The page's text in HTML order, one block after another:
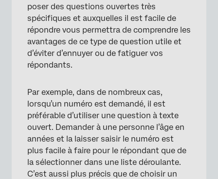
poser des questions ouvertes très
spécifiques et auxquelles il est facile de
répondre vous permettra de comprendre les
avantages de ce type de question utile et
d’éviter d’ennuyer ou de fatiguer vos
répondants.
Par exemple, dans de nombreux cas,
lorsqu’un numéro est demandé, il est
préférable d’utiliser une question à texte
ouvert. Demander à une personne l’âge en
années et la laisser saisir le numéro est
plus facile à faire pour le répondant que de
la sélectionner dans une liste déroulante.
C’est aussi plus précis que de choisir un